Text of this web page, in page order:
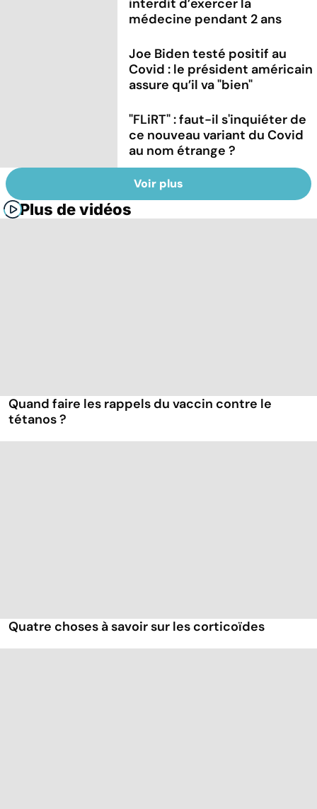
médecine pendant 2 ans
Joe Biden testé positif au
Covid : le président américain
assure qu’il va "bien"
"FLiRT" : faut-il s'inquiéter de
ce nouveau variant du Covid
au nom étrange ?
Voir plus
Plus de vidéos
Quand faire les rappels du vaccin contre le
tétanos ?
Quatre choses à savoir sur les corticoïdes